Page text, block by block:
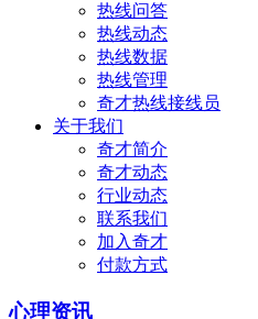
热线问答
热线动态
热线数据
热线管理
奇才热线接线员
关于我们
奇才简介
奇才动态
行业动态
联系我们
加入奇才
付款方式
心理资讯